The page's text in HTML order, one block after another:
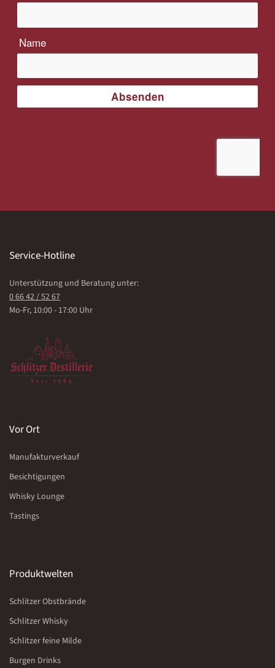
Service-Hotline
Unterstützung und Beratung unter:
0 66 42 / 52 67
Mo-Fr, 10:00 - 17:00 Uhr
Vor Ort
Manufakturverkauf
Besichtigungen
Whisky Lounge
Tastings
Produktwelten
Schlitzer Obstbrände
Schlitzer Whisky
Schlitzer feine Milde
Burgen Drinks